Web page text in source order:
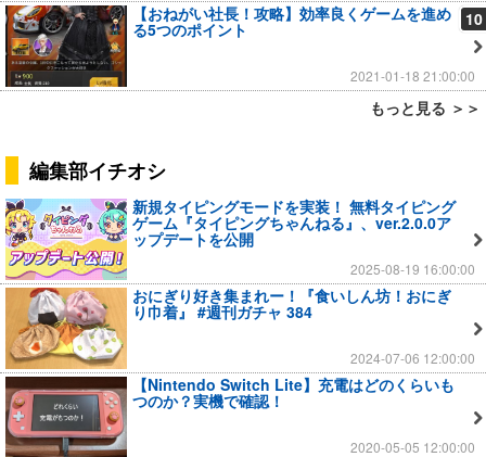
10
【おねがい社長！攻略】効率良くゲームを進め
る5つのポイント
2021-01-18 21:00:00
もっと見る ＞＞
編集部イチオシ
新規タイピングモードを実装！ 無料タイピング
ゲーム『タイピングちゃんねる』、ver.2.0.0ア
ップデートを公開
2025-08-19 16:00:00
おにぎり好き集まれー！『食いしん坊！おにぎ
り巾着』 #週刊ガチャ 384
2024-07-06 12:00:00
【Nintendo Switch Lite】充電はどのくらいも
つのか？実機で確認！
2020-05-05 12:00:00